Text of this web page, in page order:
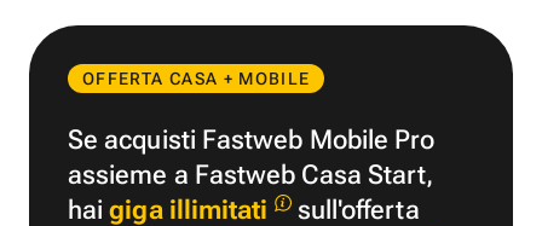
OFFERTA CASA + MOBILE
Se acquisti Fastweb Mobile Pro
assieme a Fastweb Casa Start,
haigiga illimitati
sull'offerta